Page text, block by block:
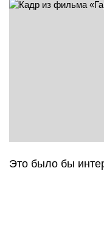
Это было бы